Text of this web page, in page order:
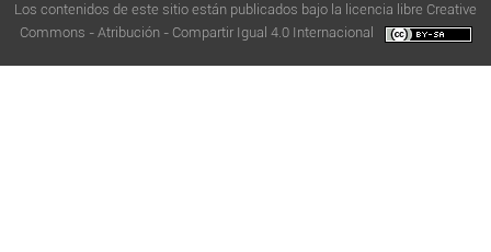
Los contenidos de este sitio están publicados bajo la licencia libre Creative
Commons - Atribución - Compartir Igual 4.0 Internacional